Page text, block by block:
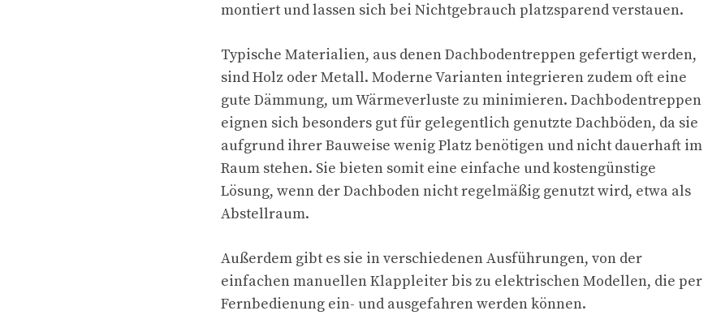
montiert und lassen sich bei Nichtgebrauch platzsparend verstauen.
Typische Materialien, aus denen Dachbodentreppen gefertigt werden,
sind Holz oder Metall. Moderne Varianten integrieren zudem oft eine
gute Dämmung, um Wärmeverluste zu minimieren. Dachbodentreppen
eignen sich besonders gut für gelegentlich genutzte Dachböden, da sie
aufgrund ihrer Bauweise wenig Platz benötigen und nicht dauerhaft im
Raum stehen. Sie bieten somit eine einfache und kostengünstige
Lösung, wenn der Dachboden nicht regelmäßig genutzt wird, etwa als
Abstellraum.
Außerdem gibt es sie in verschiedenen Ausführungen, von der
einfachen manuellen Klappleiter bis zu elektrischen Modellen, die per
Fernbedienung ein- und ausgefahren werden können.